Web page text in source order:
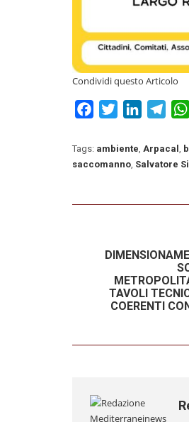
Condividi questo Articolo
FacebookTwitterLinkedIn
Tags: ambiente Arpacal
saccomanno Salvatore
TAVOLI
COERENTI